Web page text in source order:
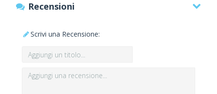
Recensioni
Scrivi una Recensione: